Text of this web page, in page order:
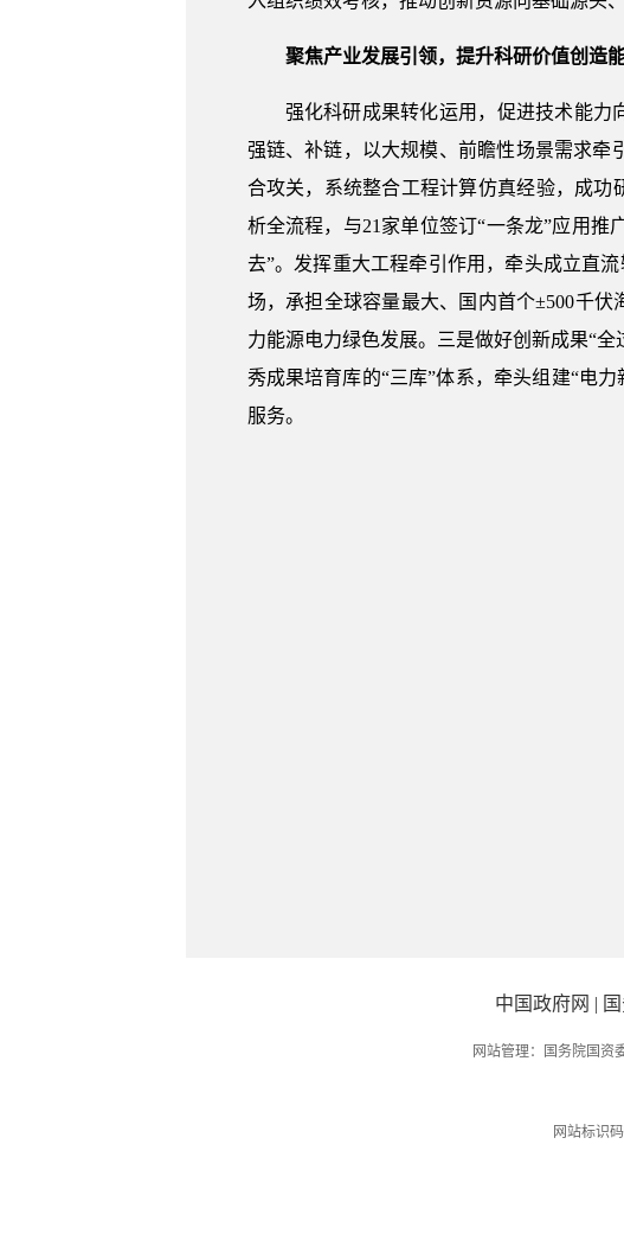
聚焦产业发展引领，提升科研价值创造
强化科研成果转化运用，促进技术能力
强链、补链，以大规模、前瞻性场景需求牵
合攻关，系统整合工程计算仿真经验，成
析全流程，与21家单位签订“一条龙”应用推
去”。发挥重大工程牵引作用，牵头成立直
场，承担全球容量最大、国内首个±500千
力能源电力绿色发展。三是做好创新成果“
秀成果培育库的“三库”体系，牵头组建“电
服务。